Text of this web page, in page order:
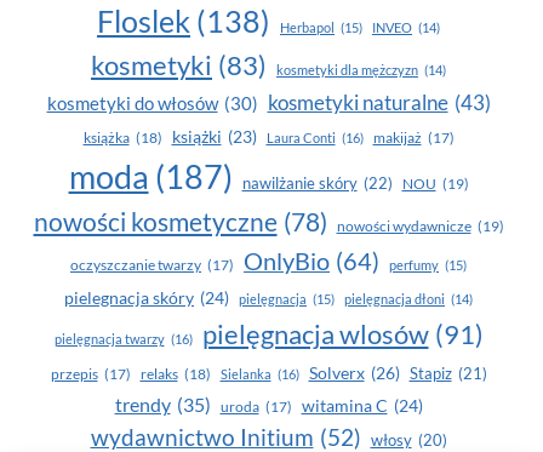
Floslek (138) Herbapol (15) INVEO (14)
kosmetyki (83) kosmetyki dla mężczyzn (14)
kosmetyki do włosów (30) kosmetyki naturalne (43)
książka (18) książki (23) Laura Conti (16) makijaż (17)
moda (187) nawilżanie skóry (22) NOU (19)
nowości kosmetyczne (78) nowości wydawnicze (19)
oczyszczanie twarzy (17) OnlyBio (64) perfumy (15)
pielegnacja skóry (24) pielęgnacja (15) pielęgnacja dłoni (14)
pielęgnacja twarzy (16) pielęgnacja wlosów (91)
przepis (17) relaks (18) Sielanka (16) Solverx (26) Stapiz (21)
trendy (35) uroda (17) witamina C (24)
wydawnictwo Initium (52) włosy (20)